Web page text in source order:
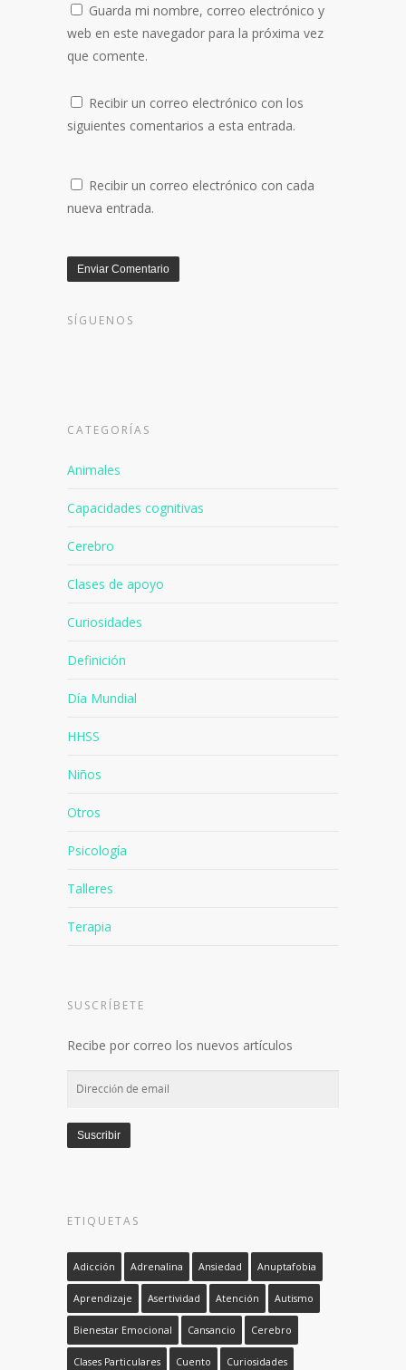
Guarda mi nombre, correo electrónico y
web en este navegador para la próxima vez
que comente.
Recibir un correo electrónico con los
siguientes comentarios a esta entrada.
Recibir un correo electrónico con cada
nueva entrada.
SÍGUENOS
CATEGORÍAS
Animales
Capacidades cognitivas
Cerebro
Clases de apoyo
Curiosidades
Definición
Día Mundial
HHSS
Niños
Otros
Psicología
Talleres
Terapia
SUSCRÍBETE
Recibe por correo los nuevos artículos
Dirección
email
Suscribir
ETIQUETAS
Adicción Adrenalina Ansiedad Anuptafobia
Aprendizaje Asertividad Atención Autismo
Bienestar Emocional Cansancio Cerebro
Clases Particulares Cuento Curiosidades